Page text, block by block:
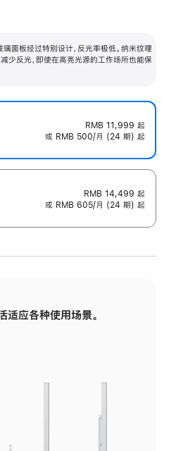
璃面板经过特别设计，反光率极低。纳米纹理
少反光，即使在高亮光源的工作场所也能保
RMB 11,999 起
或 RMB 500/月 (24 期) 起
RMB 14,499 起
或 RMB 605/月 (24 期) 起
适应各种使用场景。